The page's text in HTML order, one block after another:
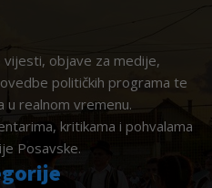
objave za medije,
političkih programa te
u realnom vremenu.
kritikama i pohvalama
Posavske.